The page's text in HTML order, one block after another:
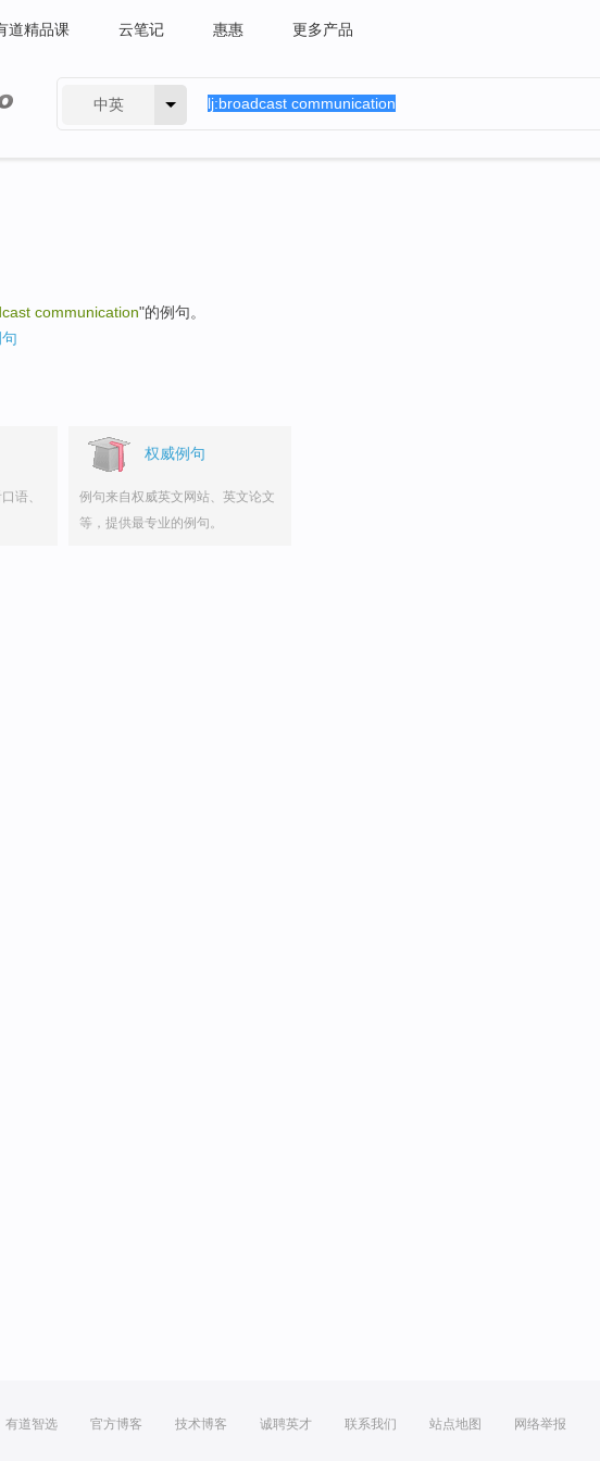
道精品课 云笔记 惠惠 更多产品
中英
communication"的例句。
语、
权威例句
例句来自权威英文网站、英文论文
等，提供最专业的例句。
有道智选 官方博客 技术博客 诚聘英才 联系我们 站点地图 网络举报